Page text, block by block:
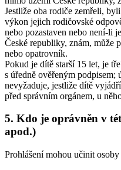
Jestliže oba rodiče zemřeli,
výkon jejich rodičovské
nebo pozastaven nebo není-li
České republiky, znám, může
nebo opatrovník.
Pokud je dítě starší 15 let, je
s úředně ověřeným podpisem;
nevyžaduje, jestliže dítě
před správním orgánem, u
5. Kdo je oprávněn v
apod.)
Prohlášení mohou učinit